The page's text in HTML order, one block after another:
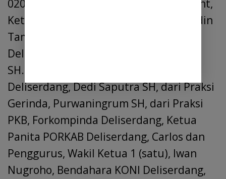
0204-DS, Letkol Inf.Alex Sandri S.Hub.Int,
Ketum KONI Deliserdang, dr.H.Asri Ludin
Tambunan, Ketua DPRD Tingkat ll
Deliserdang, diwakili Dr.Misnan Aljawi
SH.MH, dan anggota DPRD Tingkat ll
Deliserdang, Dedi Saputra SH, dari Praksi
Gerinda, Purwaningrum SH, dari Praksi
PKB, Forkompinda Deliserdang, Ketua
Panita PORKAB Deliserdang, Carlos dan
Penggurus, Wakil Ketua 1 (satu), Iwan
Nugroho, Bendahara KONI Deliserdang,